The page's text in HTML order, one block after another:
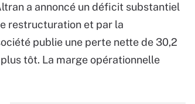
a annoncé un déficit substantiel
restructuration et par la
publie une perte nette de 30,2
tôt. La marge opérationnelle